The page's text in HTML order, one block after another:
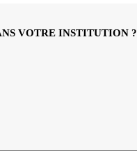
VOTRE INSTITUTION ?